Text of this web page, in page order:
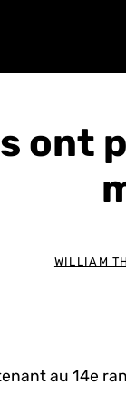
ont
WILLIAM
au 14e